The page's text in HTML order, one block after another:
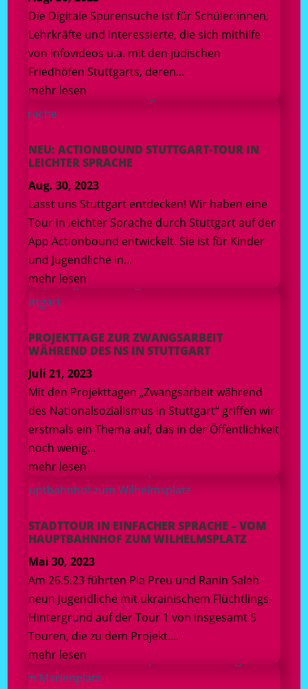
Die Digitale Spurensuche ist für Schüler:innen,
Lehrkräfte und Interessierte, die sich mithilfe
von Infovideos u.a. mit den jüdischen
Friedhöfen Stuttgarts, deren...
mehr lesen
NEU: ACTIONBOUND STUTTGART-TOUR IN
LEICHTER SPRACHE
Aug. 30, 2023
Lasst uns Stuttgart entdecken! Wir haben eine
Tour in leichter Sprache durch Stuttgart auf der
App Actionbound entwickelt. Sie ist für Kinder
und Jugendliche in...
mehr lesen
PROJEKTTAGE ZUR ZWANGSARBEIT
WÄHREND DES NS IN STUTTGART
Juli 21, 2023
Mit den Projekttagen „Zwangsarbeit während
des Nationalsozialismus in Stuttgart“ griffen wir
erstmals ein Thema auf, das in der Öffentlichkeit
noch wenig...
mehr lesen
STADTTOUR IN EINFACHER SPRACHE – VOM
HAUPTBAHNHOF ZUM WILHELMSPLATZ
Mai 30, 2023
Am 26.5.23 führten Pia Preu und Ranin Saleh
neun Jugendliche mit ukrainischem Flüchtlings-
Hintergrund auf der Tour 1 von insgesamt 5
Touren, die zu dem Projekt....
mehr lesen